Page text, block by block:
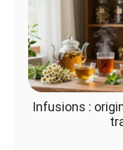
Infusions :